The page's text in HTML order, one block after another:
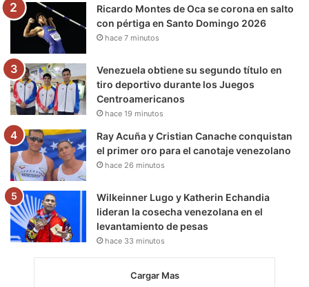
m
Ricardo Montes de Oca se corona en salto
con pértiga en Santo Domingo 2026
hace 7 minutos
Venezuela obtiene su segundo título en
tiro deportivo durante los Juegos
Centroamericanos
hace 19 minutos
Ray Acuña y Cristian Canache conquistan
el primer oro para el canotaje venezolano
hace 26 minutos
Wilkeinner Lugo y Katherin Echandia
lideran la cosecha venezolana en el
levantamiento de pesas
hace 33 minutos
Cargar Mas